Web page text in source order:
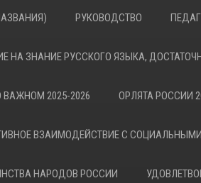
РУКОВОДСТВО
НА ЗНАНИЕ РУССКОГО ЯЗЫКА,
2025-2026 ОРЛЯТА РОССИИ
ВЗАИМОДЕЙСТВИЕ С
НАРОДОВ РОССИИ